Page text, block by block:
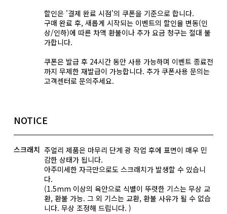
할인은 '결제 완료 시점'의 쿠폰을 기준으로 합니다.
구매 완료 후, 새롭게 시작되는 이벤트의 할인율 변동(인
상/인하)에 따른 차액 환불이나 추가 요금 청구는 절대 불
가합니다.
쿠폰은 발급 후 24시간 동안 사용 가능하며 이벤트 종료전
까지 무제한 재발급이 가능합니다. 추가 쿠폰사용 문의는
고객센터로 문의주세요.
NOTICE
스크래치 주얼리 제품은 마무리 단계 광 작업 후에 표면이 매우 민
감한 상태가 됩니다.
아주미세한 자극만으로도 스크래치가 발생할 수 있습니
다.
(1.5mm 이상의 육안으로 식별이 뚜렷한 기스는 무상 교
환, 환불 가능. 그 외 기스는 교환, 환불 사유가 될 수 없습
니다. 무상 조정해 드립니다. )